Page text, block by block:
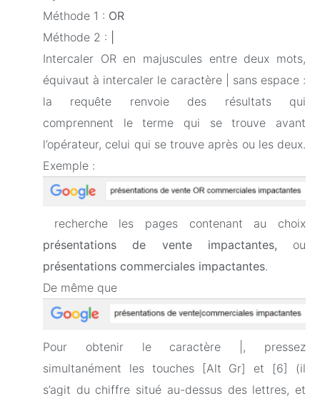
Méthode 1 : OR
Méthode 2 :
Intercaler OR en majuscules entre deux mots,
équivaut à intercaler le caractère | sans espace :
la requête renvoie des résultats qui
comprennent le terme qui se trouve avant
l’opérateur, celui qui se trouve après ou les deux.
Exemple :
recherche les pages contenant au choix
présentations de vente impactantes, ou
présentations commerciales impactantes.
De même que
Pour obtenir le caractère |, pressez
simultanément les touches [Alt Gr] et [6] (il
s’agit du chiffre situé au-dessus des lettres, et